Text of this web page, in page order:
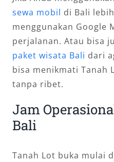
sewa mobil di Bali
menggunakan Google
perjalanan. Atau bisa
paket wisata Bali dari
bisa menikmati Tanah
tanpa ribet.
Jam
Bali
Tanah Lot buka mulai